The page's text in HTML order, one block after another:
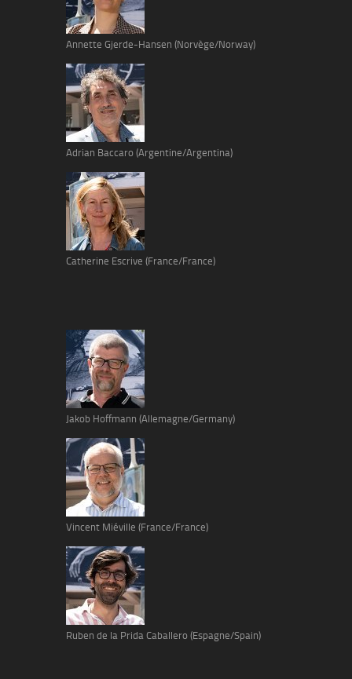
Annette Gjerde-Hansen (Norvège/Norway)
Adrian Baccaro (Argentine/Argentina)
Catherine Escrive (France/France)
Jakob Hoffmann (Allemagne/Germany)
Vincent Miéville (France/France)
Ruben de la Prida Caballero (Espagne/Spain)